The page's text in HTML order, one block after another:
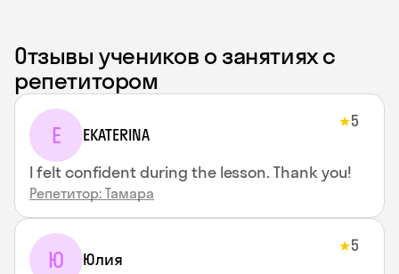
Отзывы учеников о занятиях с
репетитором
E EKATERINA
★5
I felt confident during the lesson. Thank you!
Репетитор: Тамара
Ю Юлия
★5